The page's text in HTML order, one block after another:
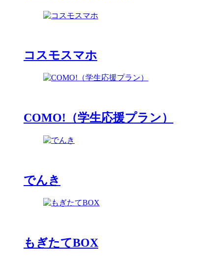
コスモスマホ
COMO!（学生応援プラン）
でんき
もぎたてBOX